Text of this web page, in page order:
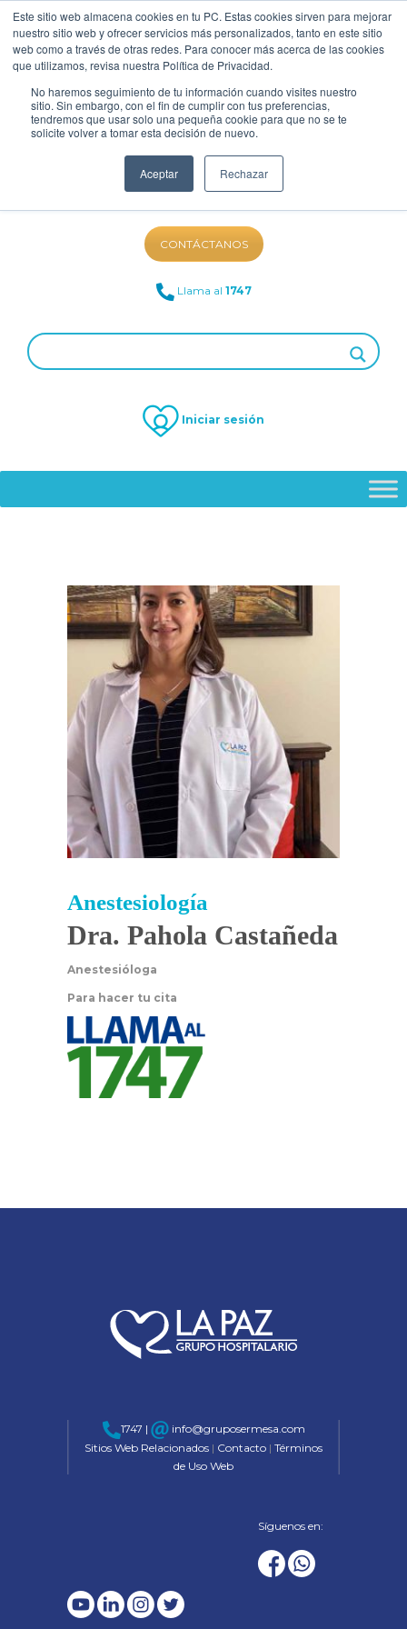
Este sitio web almacena cookies en tu PC. Estas cookies sirven para mejorar
nuestro sitio web y ofrecer servicios más personalizados, tanto en este sitio
web como a través de otras redes. Para conocer más acerca de las cookies
que utilizamos, revisa nuestra Política de Privacidad.
No haremos seguimiento de tu información cuando visites nuestro
sitio. Sin embargo, con el fin de cumplir con tus preferencias,
tendremos que usar solo una pequeña cookie para que no se te
solicite volver a tomar esta decisión de nuevo.
Aceptar Rechazar
NUESTRO BLOG
CONTÁCTANOS
Llama al 1747
Iniciar sesión
Anestesiología
Dra. Pahola Castañeda
Anestesióloga
Para hacer tu cita
1747 |
info@gruposermesa.com
Sitios Web Relacionados | Contacto | Términos
de Uso Web
Síguenos en: